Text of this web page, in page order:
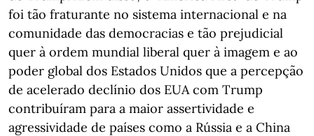
foi tão fraturante no sistema internacional e na
comunidade das democracias e tão prejudicial
quer à ordem mundial liberal quer à imagem e ao
poder global dos Estados Unidos que a percepção
de acelerado declínio dos EUA com Trump
contribuíram para a maior assertividade e
agressividade de países como a Rússia e a China